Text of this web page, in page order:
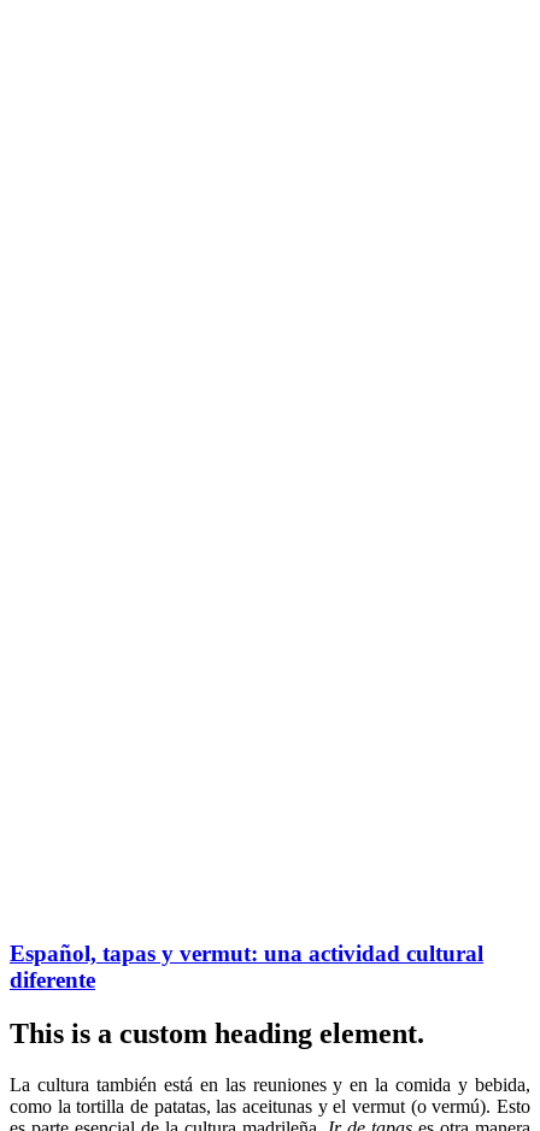
Español, tapas y vermut: una actividad cultural
diferente
This is a custom heading element.
La cultura también está en las reuniones y en la comida y bebida,
como la tortilla de patatas, las aceitunas y el vermut (o vermú). Esto